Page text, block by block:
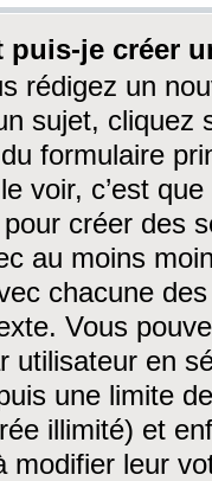
puis-je créer
rédigez un
sujet, cliquez
formulaire
voir, c’est
créer des
au moins
chacune
Vous
utilisateur en
une limite
illimité) et
modifier leur